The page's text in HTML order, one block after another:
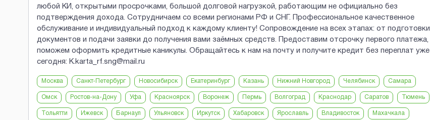
любой КИ, открытыми просрочками, большой долговой нагрузкой, работающим не официально без
подтверждения дохода. Сотрудничаем со всеми регионами РФ и СНГ. Профессиональное качественное
обслуживание и индивидуальный подход к каждому клиенту! Сопровождение на всех этапах: от подготовки
документов и подачи заявки до получения вами заёмных средств. Предоставим отсрочку первого платежа,
поможем оформить кредитные каникулы. Обращайтесь к нам на почту и получите кредит без переплат уже
сегодня: K.karta_rf.sng@mail.ru
Москва Санкт-Петербург Новосибирск Екатеринбург Казань Нижний Новгород Челябинск Самара
Омск Ростов-на-Дону Уфа Красноярск Воронеж Пермь Волгоград Краснодар Саратов Тюмень
Тольятти Ижевск Барнаул Ульяновск Иркутск Хабаровск Ярославль Владивосток Махачкала